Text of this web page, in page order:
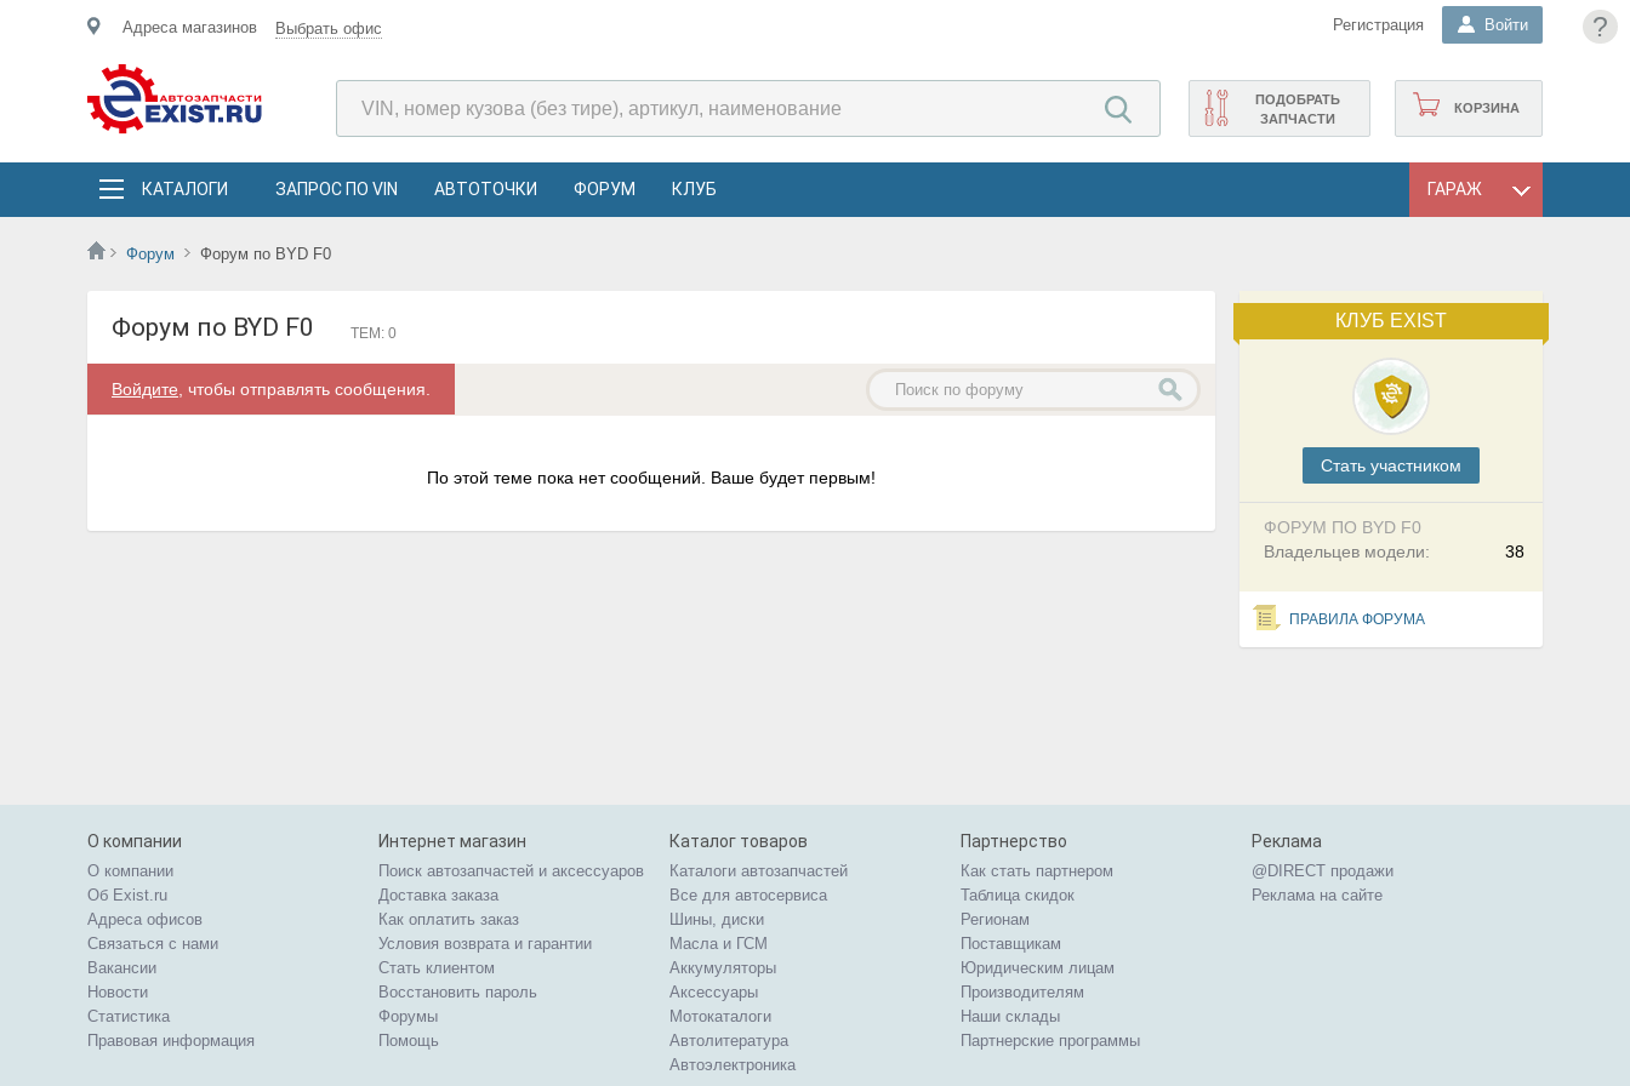
?
Адреса магазинов Выбрать офис Регистрация Войти
КОРЗИНА
ПОДОБРАТЬ
ЗАПЧАСТИ
КАТАЛОГИ ЗАПРОС ПО VIN АВТОТОЧКИ ФОРУМ КЛУБ ГАРАЖ
Форум Форум по BYD F0
КЛУБ EXIST
Cтать участником
ФОРУМ ПО BYD F0
38
Владельцев модели:
ПРАВИЛА ФОРУМА
Форум по BYD F0 ТЕМ: 0
Войдите , чтобы отправлять сообщения.
По этой теме пока нет сообщений. Ваше будет первым!
О компании
О компании
Об Exist.ru
Адреса офисов
Связаться с нами
Вакансии
Новости
Статистика
Правовая информация
Интернет магазин
Поиск автозапчастей и аксессуаров
Доставка заказа
Как оплатить заказ
Условия возврата и гарантии
Стать клиентом
Восстановить пароль
Форумы
Помощь
Каталог товаров
Каталоги автозапчастей
Все для автосервиса
Шины, диски
Масла и ГСМ
Аккумуляторы
Аксессуары
Мотокаталоги
Автолитература
Автоэлектроника
Партнерство
Как стать партнером
Таблица скидок
Регионам
Поставщикам
Юридическим лицам
Производителям
Наши склады
Партнерские программы
Реклама
@DIRECT продажи
Реклама на сайте